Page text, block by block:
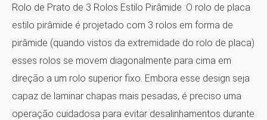
Rolo de Prato de 3 Rolos Estilo Pirâmide :O rolo de placa
estilo pirâmide é projetado com 3 rolos em forma de
pirâmide (quando vistos da extremidade do rolo de placa)
esses rolos se movem diagonalmente para cima em
direção a um rolo superior fixo. Embora esse design seja
capaz de laminar chapas mais pesadas, é preciso uma
operação cuidadosa para evitar desalinhamentos durante